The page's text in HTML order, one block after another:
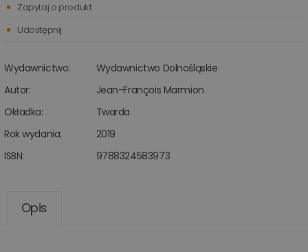
Wydawnictwo:
Wydawnictwo Dolnośląskie
Autor:
Jean-François Marmion
Okładka:
Twarda
Rok wydania:
2019
ISBN:
9788324583973
Zapytaj o produkt
Udostępnij
Opis